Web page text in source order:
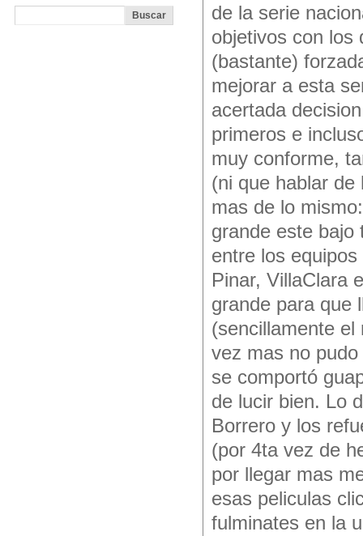
de la serie
objetivos con los
(bastante)
mejorar a esta
acertada
primeros e
muy conforme,
(ni que hablar
mas de lo
grande este bajo
entre los
Pinar, VillaClara
grande para que
(sencillamente
vez mas no
se comportó
de lucir bien. Lo
Borrero y los
(por 4ta vez de
por llegar mas
esas peliculas
fulminates en la